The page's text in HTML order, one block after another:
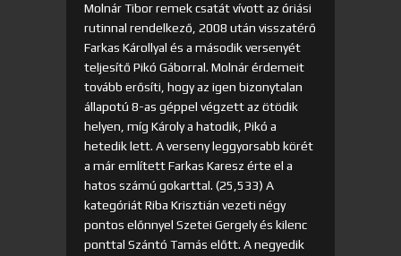
Molnár Tibor remek csatát vívott az óriási
rutinnal rendelkező, 2008 után visszatérő
Farkas Károllyal és a második versenyét
teljesítő Pikó Gáborral. Molnár érdemeit
tovább erősíti, hogy az igen bizonytalan
állapotú 8-as géppel végzett az ötödik
helyen, míg Károly a hatodik, Pikó a
hetedik lett. A verseny leggyorsabb körét
a már említett Farkas Karesz érte el a
hatos számú gokarttal. (25,533) A
kategóriát Riba Krisztián vezeti négy
pontos előnnyel Szetei Gergely és kilenc
ponttal Szántó Tamás előtt. A negyedik